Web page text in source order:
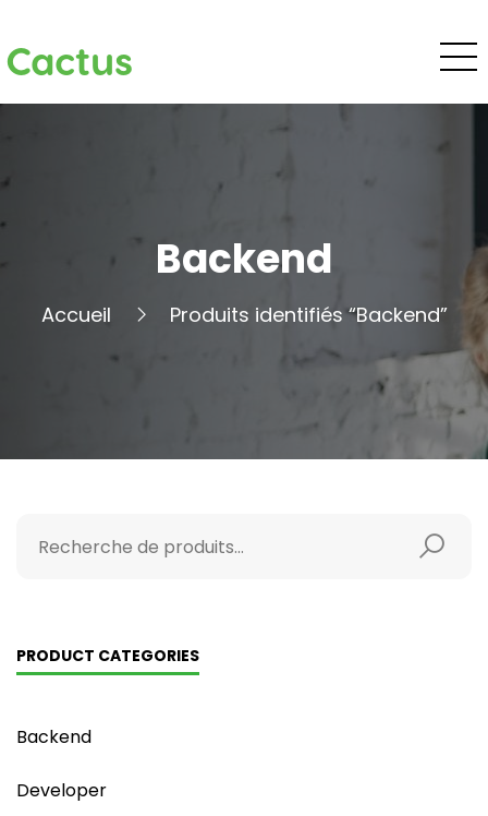
Cactus
Backend
Accueil Produits identifiés “Backend”
PRODUCT CATEGORIES
Backend
Developer